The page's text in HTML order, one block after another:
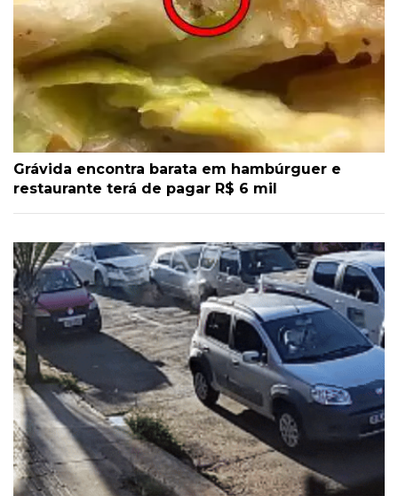
Grávida encontra barata em hambúrguer e
restaurante terá de pagar R$ 6 mil